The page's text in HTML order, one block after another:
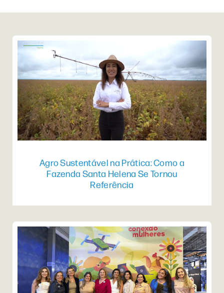
Agro Sustentável na Prática: Como a
Fazenda Santa Helena Se Tornou
Referência